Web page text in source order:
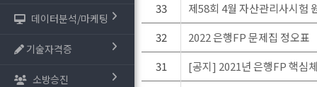
데이터분석/마케팅
기술자격증
소방승진
33
제58회 4월 자산관리사시험
32
2022 은행FP 문제집 정오표
31
[공지] 2021년 은행FP 핵심